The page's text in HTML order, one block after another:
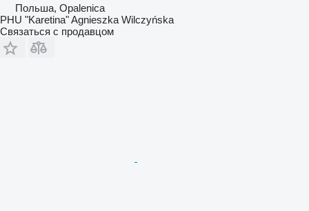
Польша, Opalenica
PHU "Karetina" Agnieszka Wilczyńska
Связаться с продавцом